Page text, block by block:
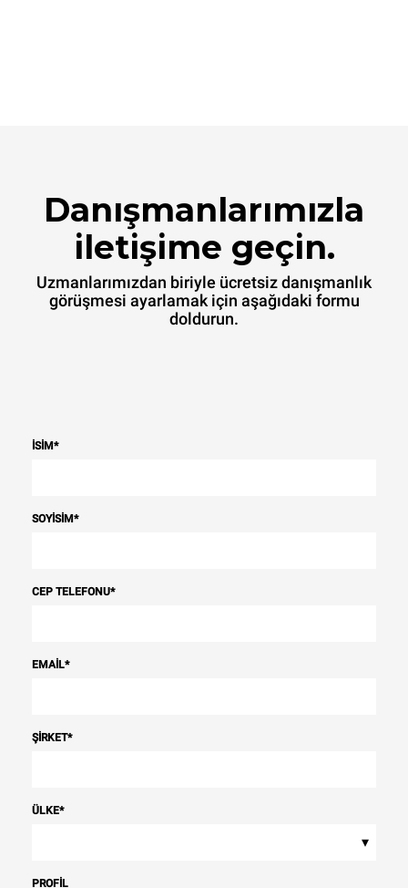
Danışmanlarımızla
iletişime geçin.
Uzmanlarımızdan biriyle ücretsiz danışmanlık
görüşmesi ayarlamak için aşağıdaki formu
doldurun.
İSIM*
SOYISIM*
CEP TELEFONU*
EMAIL*
ŞIRKET*
ÜLKE*
▾
PROFIL